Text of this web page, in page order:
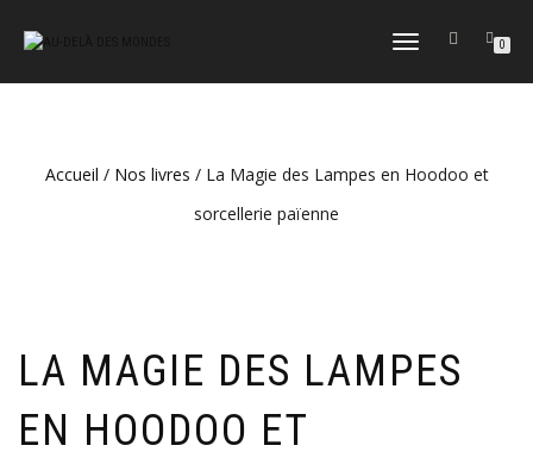
DÉPLIER
NAVIGATION
0
Accueil / Nos livres / La Magie des Lampes en Hoodoo et
sorcellerie païenne
LA MAGIE DES LAMPES
EN HOODOO ET